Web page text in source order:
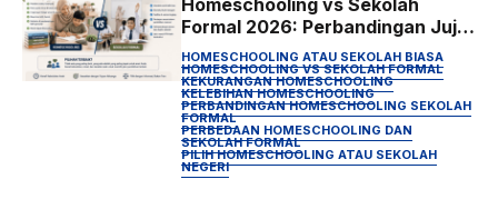
Formal 2026: Perbandingan Jujur
untuk Orang Tua
HOMESCHOOLING ATAU SEKOLAH BIASA
HOMESCHOOLING VS SEKOLAH FORMAL
KEKURANGAN HOMESCHOOLING
KELEBIHAN HOMESCHOOLING
PERBANDINGAN HOMESCHOOLING SEKOLAH
FORMAL
PERBEDAAN HOMESCHOOLING DAN
SEKOLAH FORMAL
PILIH HOMESCHOOLING ATAU SEKOLAH
NEGERI